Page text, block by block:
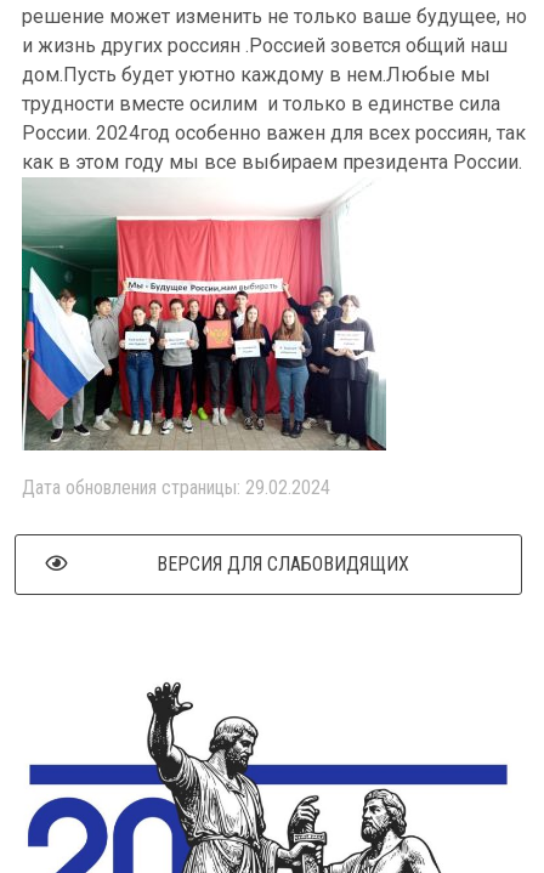
решение может изменить не только ваше будущее, но
и жизнь других россиян .Россией зовется общий наш
дом.Пусть будет уютно каждому в нем.Любые мы
трудности вместе осилим и только в единстве сила
России. 2024год особенно важен для всех россиян, так
как в этом году мы все выбираем президента России.
Дата обновления страницы: 29.02.2024
ВЕРСИЯ ДЛЯ СЛАБОВИДЯЩИХ